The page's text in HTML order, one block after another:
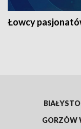
Łowcy
GORZÓW